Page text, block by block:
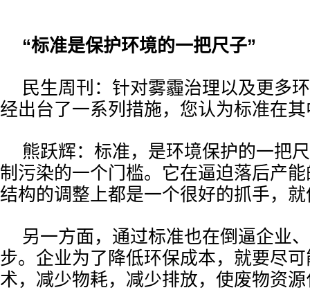
“标准是保护环境的一把尺子”
民生周刊：针对雾霾治理以及更多
经出台了一系列措施，您认为标准在
熊跃辉：标准，是环境保护的一把
制污染的一个门槛。它在逼迫落后产
结构的调整上都是一个很好的抓手，
另一方面，通过标准也在倒逼企业
步。企业为了降低环保成本，就要尽
术，减少物耗，减少排放，使废物资